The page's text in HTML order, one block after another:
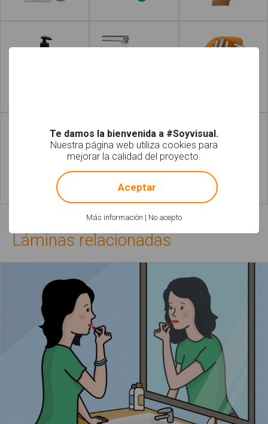
Leer más Leer más
Láminas relacionadas
Te damos la bienvenida a #Soyvisual.
Nuestra página web utiliza cookies para
mejorar la calidad del proyecto.
Más información | No acepto
! Not valid!
Aceptar